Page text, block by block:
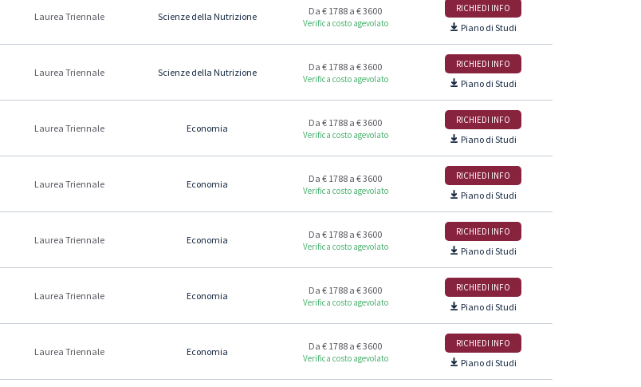
Laurea Triennale Scienze della Nutrizione Da € 1788 a € 3600
Verifica costo agevolato
RICHIEDI INFO
Piano di Studi
Laurea Triennale Scienze della Nutrizione Da € 1788 a € 3600
Verifica costo agevolato
RICHIEDI INFO
Piano di Studi
Laurea Triennale Economia Da € 1788 a € 3600
Verifica costo agevolato
RICHIEDI INFO
Piano di Studi
Laurea Triennale Economia Da € 1788 a € 3600
Verifica costo agevolato
RICHIEDI INFO
Piano di Studi
Laurea Triennale Economia Da € 1788 a € 3600
Verifica costo agevolato
RICHIEDI INFO
Piano di Studi
Laurea Triennale Economia Da € 1788 a € 3600
Verifica costo agevolato
RICHIEDI INFO
Piano di Studi
Laurea Triennale Economia Da € 1788 a € 3600
Verifica costo agevolato
RICHIEDI INFO
Piano di Studi